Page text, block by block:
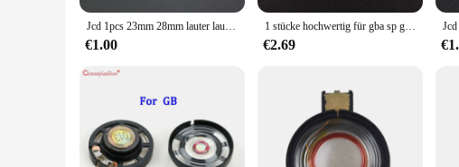
The speakers are designed to be compatible with the GBA SP,
professional vendors and individual collectors looking to enhance
Whether you're a seasoned retro gamer or a collector looking to
touch of nostalgia to your gaming sessions. With its wholesale
Jcd 1pcs 23mm 28mm lauter lautsprecher für gameboy color advement gbc gba für gameboy advance sp gba sp lautsprecher
€1.00
1 stücke hochwertig für gba sp gameboy advance sp ersatz lautsprecher spiel zubehör
€2.69